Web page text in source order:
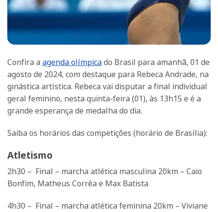
Confira a agenda olímpicado Brasil para amanhã, 01 de
agosto de 2024, com destaque para Rebeca Andrade, na
ginástica artística. Rebeca vai disputar a final individual
geral feminino, nesta quinta-feira (01), às 13h15 e é a
grande esperança de medalha do dia.
Saiba os horários das competições (horário de Brasília):
Atletismo
2h30 – Final – marcha atlética masculina 20km – Caio
Bonfim, Matheus Corrêa e Max Batista
4h30 – Final – marcha atlética feminina 20km – Viviane